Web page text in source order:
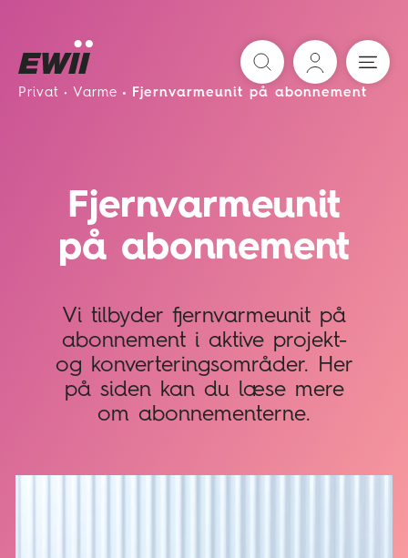
Søg
Privat Varme Fjernvarmeunit på abonnement
Fjernvarmeunit
på abonnement
Vi tilbyder fjernvarmeunit på
abonnement i aktive projekt-
og konverteringsområder. Her
på siden kan du læse mere
om abonnementerne.